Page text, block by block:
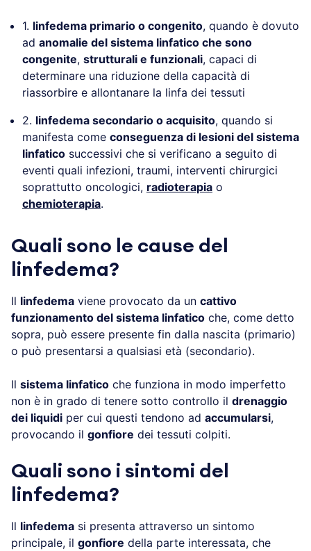
1. linfedema primario o congenito, quando è dovuto
ad anomalie del sistema linfatico che sono
congenite, strutturali e funzionali, capaci di
determinare una riduzione della capacità di
riassorbire e allontanare la linfa dei tessuti
2. linfedema secondario o acquisito, quando si
manifesta come conseguenza di lesioni del sistema
linfatico successivi che si verificano a seguito di
eventi quali infezioni, traumi, interventi chirurgici
soprattutto oncologici, radioterapia o
chemioterapia.
Quali sono le cause del
linfedema?
Il linfedema viene provocato da un cattivo
funzionamento del sistema linfatico che, come detto
sopra, può essere presente fin dalla nascita (primario)
o può presentarsi a qualsiasi età (secondario).
Il sistema linfatico che funziona in modo imperfetto
non è in grado di tenere sotto controllo il drenaggio
dei liquidi per cui questi tendono ad accumularsi,
provocando il gonfiore dei tessuti colpiti.
Quali sono i sintomi del
linfedema?
Il linfedema si presenta attraverso un sintomo
principale, il gonfiore della parte interessata, che